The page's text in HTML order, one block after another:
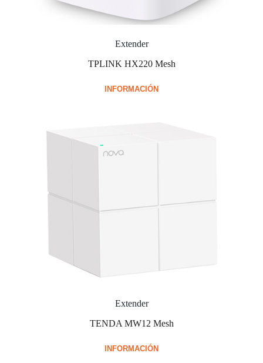
Extender
TPLINK HX220 Mesh
INFORMACIÓN
Extender
TENDA MW12 Mesh
INFORMACIÓN